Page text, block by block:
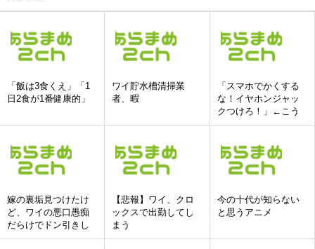
「飯は3食くえ」「1
日2食が1番健康的」
ワイ貯水槽清掃業
者、暇
「スマホでかくする
な！イヤホンジャッ
クつけろ！」←こう
いう人達ってどこい
嫁の裏垢見つけたけ
ど、ワイの悪口愚痴
だらけでドン引きし
た
【悲報】ワイ、クロ
ックスで出勤してし
まう
今の十代が知らない
と思うアニメ